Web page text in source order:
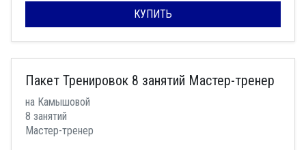
КУПИТЬ
Пакет Тренировок 8 занятий Мастер-тренер
на Камышовой
8 занятий
Мастер-тренер